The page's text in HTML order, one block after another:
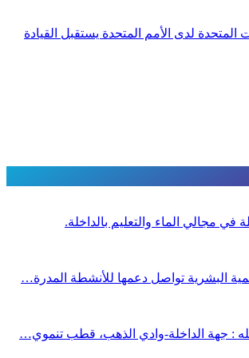
المتحدة لدى الأمم المتحدة يستقبل القيادة
في مجالي الماء والتعليم بالداخلة.
البشرية تواصل دعمها للأنشطة المدرة…
: جهة الداخلة-وادي الذهب، قطب تنموي…